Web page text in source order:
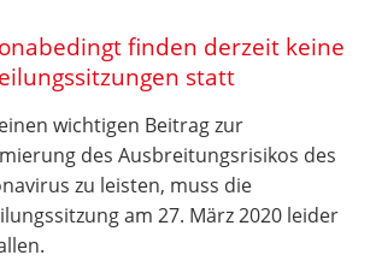
finden derzeit keine
statt
wichtigen Beitrag zur
des Ausbreitungsrisikos des
zu leisten, muss die
am 27. März 2020 leider